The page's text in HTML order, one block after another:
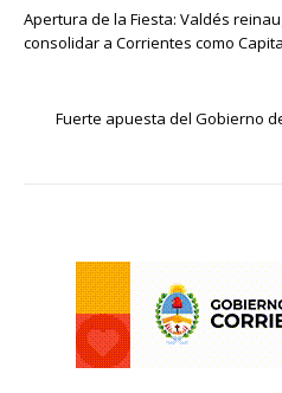
Apertura de la Fiesta: Valdés
consolidar a Corrientes como
Fuerte apuesta del Gobierno